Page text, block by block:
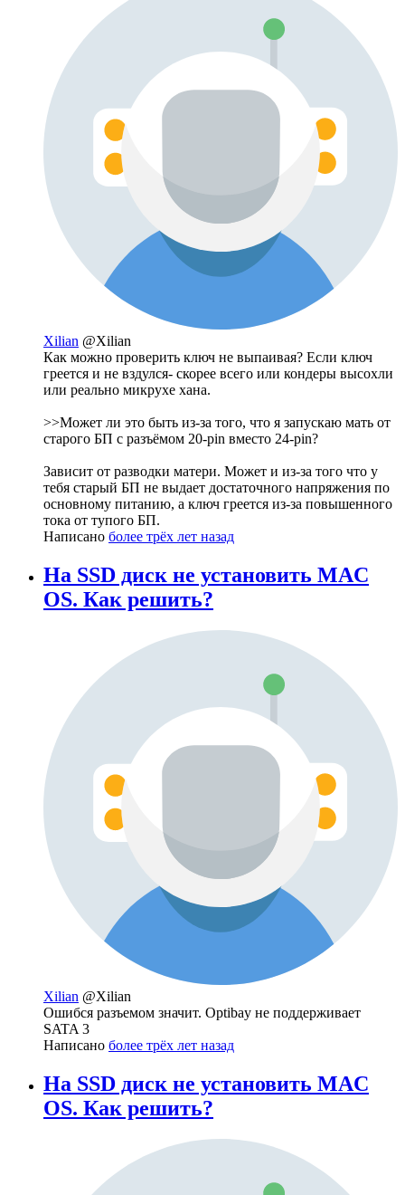
Xilian @Xilian
Как можно проверить ключ не выпаивая? Если ключ
греется и не вздулся- скорее всего или кондеры высохли
или реально микрухе хана.
>>Может ли это быть из-за того, что я запускаю мать от
старого БП с разъёмом 20-pin вместо 24-pin?
Зависит от разводки матери. Может и из-за того что у
тебя старый БП не выдает достаточного напряжения по
основному питанию, а ключ греется из-за повышенного
тока от тупого БП.
Написано более трёх лет назад
На SSD диск не установить MAC
OS. Как решить?
Xilian @Xilian
Ошибся разъемом значит. Optibay не поддерживает
SATA 3
Написано более трёх лет назад
На SSD диск не установить MAC
OS. Как решить?